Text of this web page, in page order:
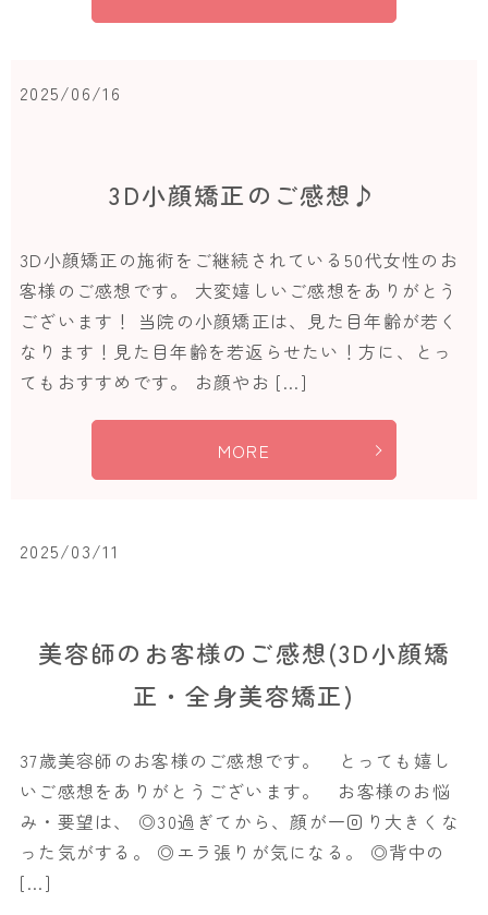
2025/06/16
3D小顔矯正のご感想♪
3D小顔矯正の施術をご継続されている50代女性のお
客様のご感想です。 大変嬉しいご感想をありがとう
ございます！ 当院の小顔矯正は、見た目年齢が若く
なります！見た目年齢を若返らせたい！方に、とっ
てもおすすめです。 お顔やお […]
MORE
2025/03/11
美容師のお客様のご感想(3D小顔矯
正・全身美容矯正)
37歳美容師のお客様のご感想です。 とっても嬉し
いご感想をありがとうございます。 お客様のお悩
み・要望は、 ◎30過ぎてから、顔が一回り大きくな
った気がする。 ◎エラ張りが気になる。 ◎背中の
[…]